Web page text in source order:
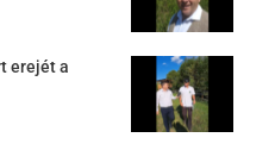
erejét a